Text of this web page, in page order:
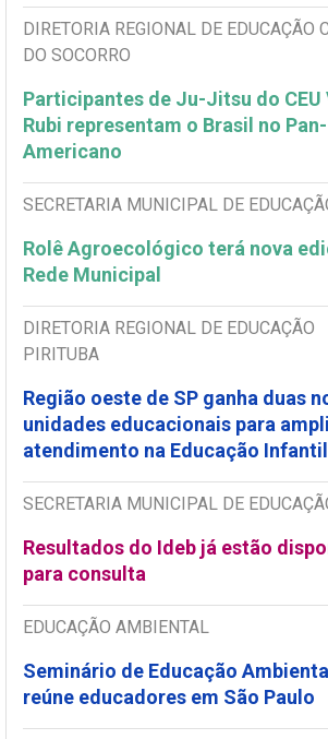
DIRETORIA REGIONAL DE EDUCAÇÃO
DO SOCORRO
Participantes de Ju-Jitsu do CEU
Rubi representam o Brasil no Pan-
Americano
SECRETARIA MUNICIPAL DE
Rolê Agroecológico terá nova
Rede Municipal
DIRETORIA REGIONAL DE EDUCAÇÃO
PIRITUBA
Região oeste de SP ganha duas
unidades educacionais para
atendimento na Educação Infantil
SECRETARIA MUNICIPAL DE
Resultados do Ideb já estão
para consulta
EDUCAÇÃO AMBIENTAL
Seminário de Educação Ambiental
reúne educadores em São Paulo